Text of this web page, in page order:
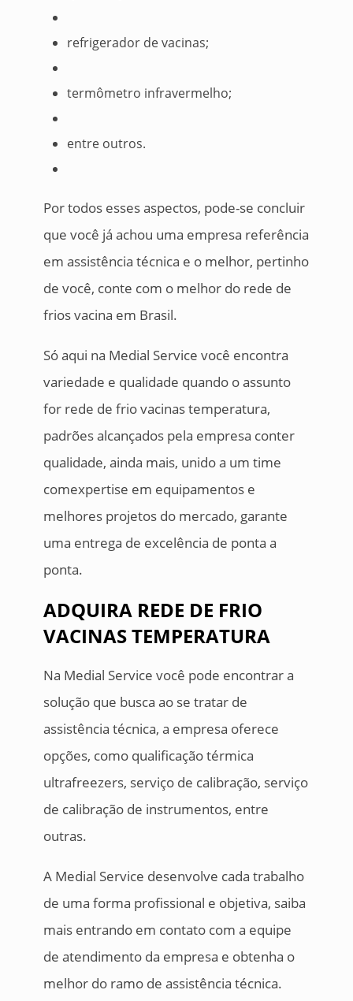
refrigerador de vacinas;
termômetro infravermelho;
entre outros.
Por todos esses aspectos, pode-se concluir
que você já achou uma empresa referência
em assistência técnica e o melhor, pertinho
de você, conte com o melhor do rede de
frios vacina em Brasil.
Só aqui na Medial Service você encontra
variedade e qualidade quando o assunto
for rede de frio vacinas temperatura,
padrões alcançados pela empresa conter
qualidade, ainda mais, unido a um time
comexpertise em equipamentos e
melhores projetos do mercado, garante
uma entrega de excelência de ponta a
ponta.
ADQUIRA REDE DE FRIO
VACINAS TEMPERATURA
Na Medial Service você pode encontrar a
solução que busca ao se tratar de
assistência técnica, a empresa oferece
opções, como qualificação térmica
ultrafreezers, serviço de calibração, serviço
de calibração de instrumentos, entre
outras.
A Medial Service desenvolve cada trabalho
de uma forma profissional e objetiva, saiba
mais entrando em contato com a equipe
de atendimento da empresa e obtenha o
melhor do ramo de assistência técnica.